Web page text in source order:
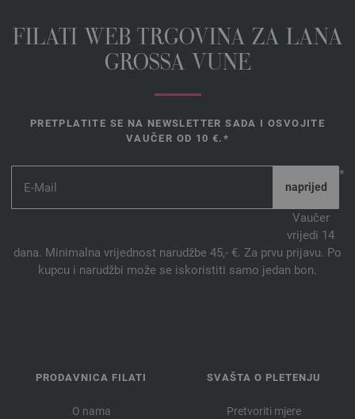
FILATI WEB TRGOVINA ZA LANA
GROSSA VUNE
PRETPLATITE SE NA NEWSLETTER SADA I OSVOJITE
VAUČER OD 10 €.*
*
Vaučer
vrijedi 14
dana. Minimalna vrijednost narudžbe 45,- €. Za prvu prijavu. Po
kupcu i narudžbi može se iskoristiti samo jedan bon.
PRODAVNICA FILATI
O nama
SVAŠTA O PLETENJU
Pretvoriti mjere